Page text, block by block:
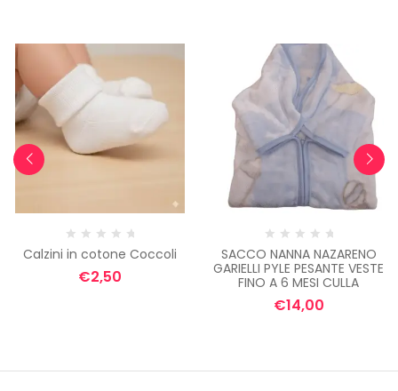
Calzini in cotone Coccoli
€2,50
SACCO NANNA NAZARENO
GARIELLI PYLE PESANTE VESTE
FINO A 6 MESI CULLA
€14,00